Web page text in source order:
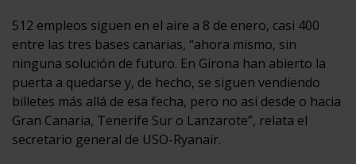
512 empleos siguen en el aire a 8 de enero, casi 400
entre las tres bases canarias, “ahora mismo, sin
ninguna solución de futuro. En Girona han abierto la
puerta a quedarse y, de hecho, se siguen vendiendo
billetes más allá de esa fecha, pero no así desde o hacia
Gran Canaria, Tenerife Sur o Lanzarote”, relata el
secretario general de USO-Ryanair.